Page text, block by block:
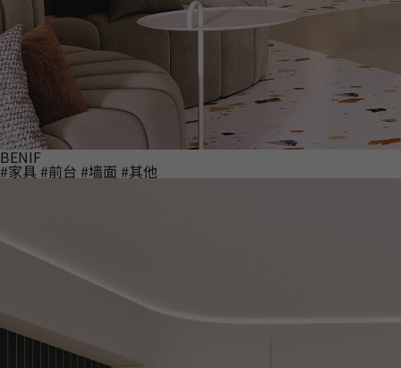
BENIF
#家具 #前台 #墙面 #其他